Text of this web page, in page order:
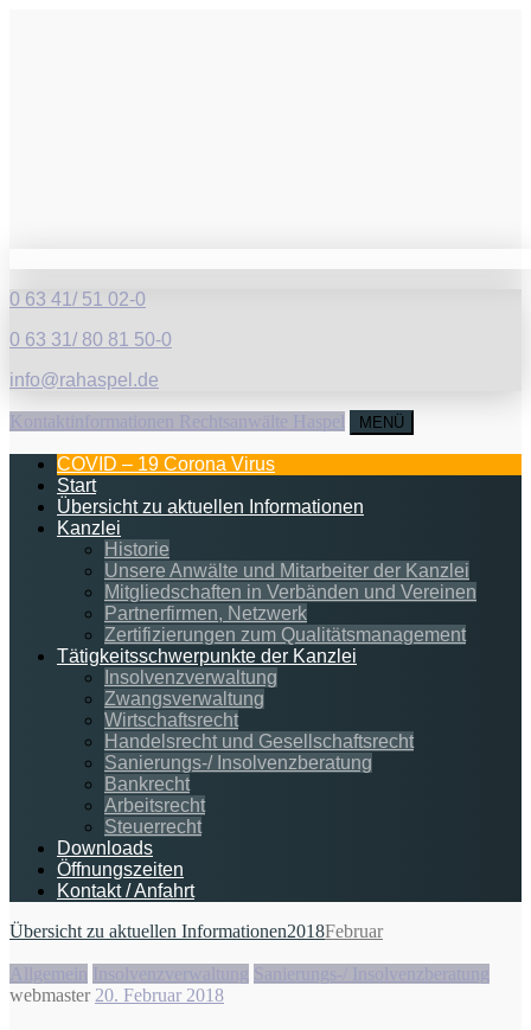
0 63 41/ 51 02-0
0 63 31/ 80 81 50-0
info@rahaspel.de
MENÜ
COVID – 19 Corona Virus
Start
Übersicht zu aktuellen Informationen
Kanzlei
Historie
Unsere Anwälte und Mitarbeiter der Kanzlei
Mitgliedschaften in Verbänden und Vereinen
Partnerfirmen, Netzwerk
Zertifizierungen zum Qualitätsmanagement
Tätigkeitsschwerpunkte der Kanzlei
Insolvenzverwaltung
Zwangsverwaltung
Wirtschaftsrecht
Handelsrecht und Gesellschaftsrecht
Sanierungs-/ Insolvenzberatung
Bankrecht
Arbeitsrecht
Steuerrecht
Downloads
Öffnungszeiten
Kontakt / Anfahrt
Übersicht zu aktuellen Informationen2018Februar
webmaster 20. Februar 2018